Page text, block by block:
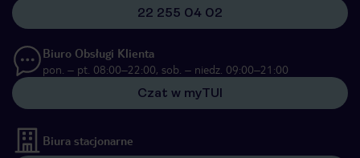
22 255 04 02
Biuro Obsługi Klienta
pon. – pt. 08:00–22:00, sob. – niedz. 09:00–21:00
Czat w myTUI
Biura stacjonarne